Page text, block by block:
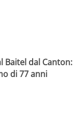
Baitel dal Canton:
di 77 anni